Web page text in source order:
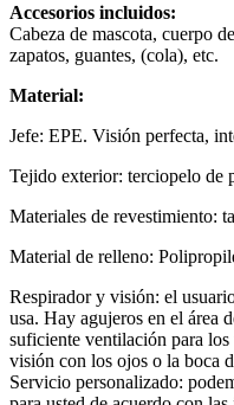
Accesorios incluidos:
Cabeza de mascota, cuerpo
zapatos, guantes, (cola), etc.
Material:
Jefe: EPE. Visión perfecta,
Tejido exterior: terciopelo de
Materiales de revestimiento:
Material de relleno:
Respirador y visión: el
usa. Hay agujeros en el área
suficiente ventilación para
visión con los ojos o la boca
Servicio personalizado: